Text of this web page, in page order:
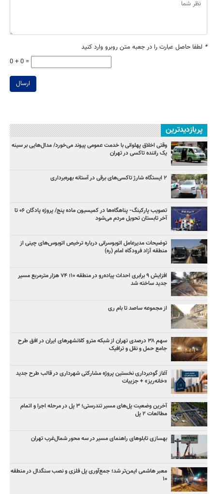
* لطفا حاصل عبارت را در جعبه متن روبرو وارد کنید
0 + 0 =
ارسال
پربازدیدترین
وقتی اخلاق پهلوانی با خدمت عمومی پیوند می‌خورد/ مدال‌هایی بر سینه
یک راننده تاکسی در تهران
۲ ایستگاه شارژ تاکسی‌های برقی در آستانه بهره‌برداری
تصویب پارکینگ- پناهگاه‌ها در کمیسیون ماده پنج/ پروژه پادگان ۰۶ تا
آخر تابستان تحویل مردم می‌شود
توضیحات مدیرعامل اتوبوسرانی درباره ترخیص اتوبوس‌های چینی از
منطقه آزاد فرودگاه امام (ره)
افزایش ۹ برابری احداث پیاده‌رو در منطقه ۱۰؛ ۷۴ هزار مترمربع مسیر
جدید ساخته شد
از مجموعه ساصد تا بام ری
سهم ۳۸ درصدی تهران از شبکه مترو کلانشهرهای ایران در افق طرح
جامع حمل و نقل و ترافیک
آغاز گودبرداری نخستین پروژه مشارکتی شهرداری در قالب طرح جدید
«خانه‌ریز» + جزییات
آخرین وضعیت پل‌های مسیر تندرستی؛ ۳ پل در مرحله اجرا و اتمام
مطالعات ۲ پل
بهسازی تابلوهای راهنمای مسیر در سه محور شمال‌غرب تهران
معبر هاشمی ایمن‌تر شد؛ جمع‌آوری پل فلزی و نصب سنگدال در منطقه
۱۰